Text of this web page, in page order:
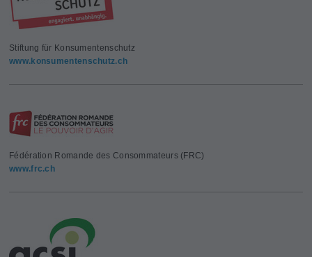
Stiftung für Konsumentenschutz
www.konsumentenschutz.ch
Fédération Romande des Consommateurs (FRC)
www.frc.ch